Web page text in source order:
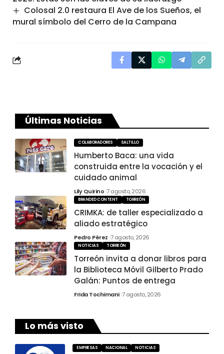
Colosal 2.0 restaura El Ave de los Sueños, el
mural símbolo del Cerro de la Campana
Últimas Noticias
COLABORADORES SALTILLO
Humberto Baca: una vida
construida entre la vocación y el
cuidado animal
Lily Quirino 7 agosto, 2026
BRANDED CONTENT TORREÓN
CRIMKA: de taller especializado a
aliado estratégico
Pedro Pérez 7 agosto, 2026
NOTICIAS TORREÓN
Torreón invita a donar libros para
la Biblioteca Móvil Gilberto Prado
Galán: Puntos de entrega
Frida Tochimani 7 agosto, 2026
Lo más visto
EMPRESAS NACIONAL NOTICIAS